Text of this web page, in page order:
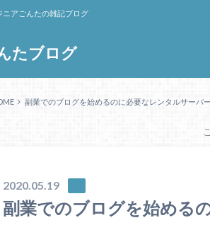
たブログ
ニアごんたの雑記ブログ
副業でのブログを始めるのに必要なレンタルサーバ
2020.05.19
副業でのブログを始める